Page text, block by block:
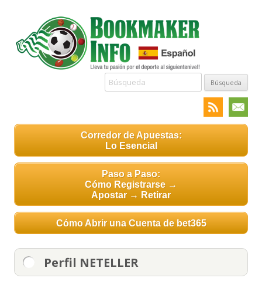
Búsqueda:
Corredor de Apuestas:
Lo Esencial
Paso a Paso:
Cómo Registrarse →
Apostar → Retirar
Cómo Abrir una Cuenta de bet365
Perfil NETELLER